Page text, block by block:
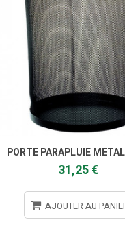
PORTE PARAPLUIE
31,25 €
AJOUTER AU